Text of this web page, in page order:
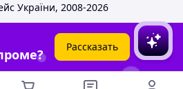
України, 2008-2026
Рассказать